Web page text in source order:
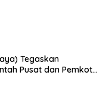
Tegaskan
Pusat dan Pemkot